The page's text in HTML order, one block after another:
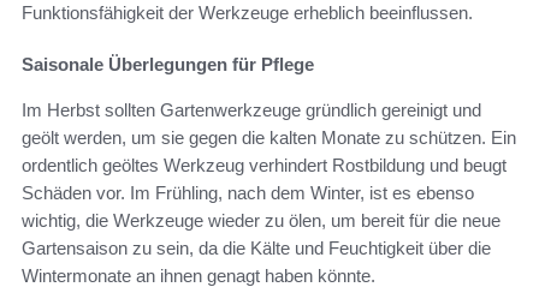
Funktionsfähigkeit der Werkzeuge erheblich beeinflussen.
Saisonale Überlegungen für Pflege
Im Herbst sollten Gartenwerkzeuge gründlich gereinigt und
geölt werden, um sie gegen die kalten Monate zu schützen. Ein
ordentlich geöltes Werkzeug verhindert Rostbildung und beugt
Schäden vor. Im Frühling, nach dem Winter, ist es ebenso
wichtig, die Werkzeuge wieder zu ölen, um bereit für die neue
Gartensaison zu sein, da die Kälte und Feuchtigkeit über die
Wintermonate an ihnen genagt haben könnte.